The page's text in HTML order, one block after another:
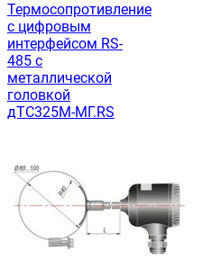
Термосопротивление
с цифровым
интерфейсом RS-
485 с
металлической
головкой
дТС325М-МГ.RS